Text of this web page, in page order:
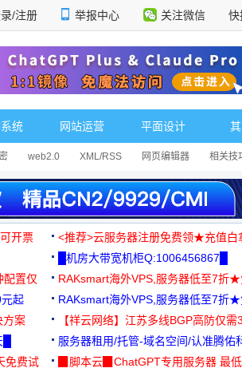
/注册 举报中心 关注微信 快
统 网站运营 平面设计
web2.0 XML/RSS 网页编辑器 相关技
开票
<推荐>云服务器注册免费领★充值白
█机房大带宽机柜Q:1006456867█
配置仅
RAKsmart海外VPS,服务器低至7折
用★
起
RAKsmart海外VPS,服务器低至7折
用★
方案
【祥云网络】江苏多线BGP高防仅需
服务器租用/托管-域名空间/认准腾佑
免费试
▉脚本云▉ChatGPT专用服务器 最